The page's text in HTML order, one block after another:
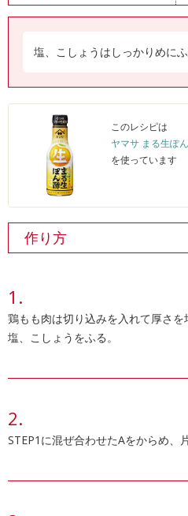
塩、こしょうはしっかりめにふ
このレシピは
ヤマサ まる生ぽ
を使っています
作り方
鶏もも肉は切り込みを入れて厚さを
塩、こしょうをふる。
STEP1に混ぜ合わせたAをからめ、